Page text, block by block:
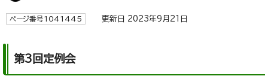
ページ番号1041445 更新日 2023年9月21日
第3回定例会